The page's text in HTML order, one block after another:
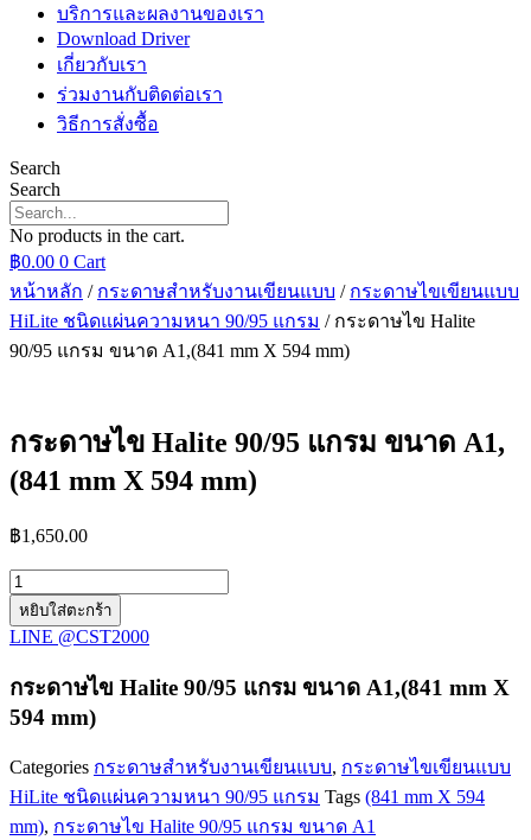
บริการและผลงานของเรา
Download Driver
เกี่ยวกับเรา
ร่วมงานกับติดต่อเรา
วิธีการสั่งซื้อ
Search
Search
No products in the cart.
฿0.00 0 Cart
หน้าหลัก / กระดาษสำหรับงานเขียนแบบ / กระดาษไขเขียนแบบ
HiLite ชนิดแผ่นความหนา 90/95 แกรม / กระดาษไข Halite
90/95 แกรม ขนาด A1,(841 mm X 594 mm)
กระดาษไข Halite 90/95 แกรม ขนาด A1,
(841 mm X 594 mm)
฿1,650.00
จำนวน
กระดาษ
ไข
90/95
แกรม
A1,
(841
mm
X
หยิบใส่ตะกร้า
LINE @CST2000
กระดาษไข Halite 90/95 แกรม ขนาด A1,(841 mm X
594 mm)
Categories กระดาษสำหรับงานเขียนแบบ, กระดาษไขเขียนแบบ
HiLite ชนิดแผ่นความหนา 90/95 แกรม Tags (841 mm X 594
mm), กระดาษไข Halite 90/95 แกรม ขนาด A1